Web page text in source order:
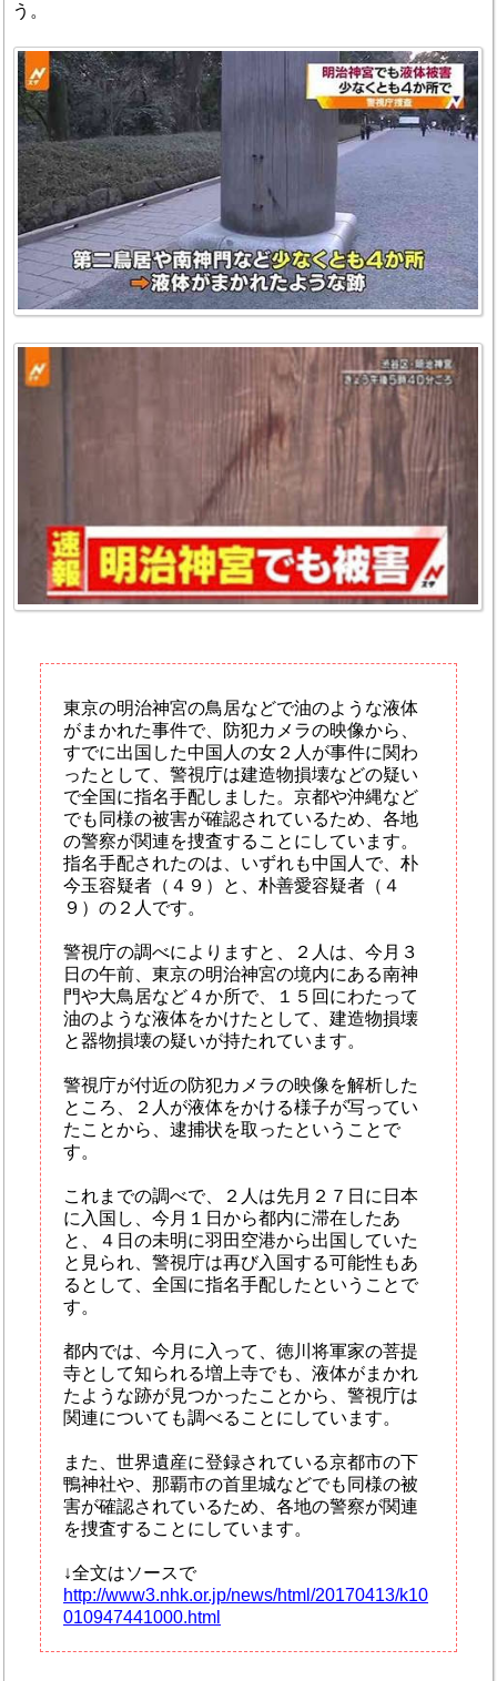
う。
東京の明治神宮の鳥居などで油のような液体
がまかれた事件で、防犯カメラの映像から、
すでに出国した中国人の女２人が事件に関わ
ったとして、警視庁は建造物損壊などの疑い
で全国に指名手配しました。京都や沖縄など
でも同様の被害が確認されているため、各地
の警察が関連を捜査することにしています。
指名手配されたのは、いずれも中国人で、朴
今玉容疑者（４９）と、朴善愛容疑者（４
９）の２人です。
警視庁の調べによりますと、２人は、今月３
日の午前、東京の明治神宮の境内にある南神
門や大鳥居など４か所で、１５回にわたって
油のような液体をかけたとして、建造物損壊
と器物損壊の疑いが持たれています。
警視庁が付近の防犯カメラの映像を解析した
ところ、２人が液体をかける様子が写ってい
たことから、逮捕状を取ったということで
す。
これまでの調べで、２人は先月２７日に日本
に入国し、今月１日から都内に滞在したあ
と、４日の未明に羽田空港から出国していた
と見られ、警視庁は再び入国する可能性もあ
るとして、全国に指名手配したということで
す。
都内では、今月に入って、徳川将軍家の菩提
寺として知られる増上寺でも、液体がまかれ
たような跡が見つかったことから、警視庁は
関連についても調べることにしています。
また、世界遺産に登録されている京都市の下
鴨神社や、那覇市の首里城などでも同様の被
害が確認されているため、各地の警察が関連
を捜査することにしています。
↓全文はソースで
http://www3.nhk.or.jp/news/html/20170413/k10
010947441000.html